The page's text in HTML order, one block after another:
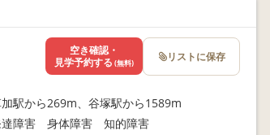
駅から269m、谷塚駅から1589m
達障害 身体障害 知的障害
空き確認・
見学予約する (無料) リストに保存